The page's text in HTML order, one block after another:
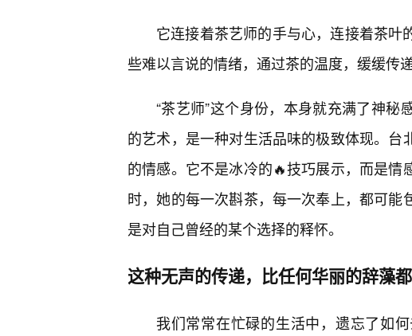
它连接着茶艺师的手与心，连接着茶
些难以言说的情绪，通过茶的温度，缓缓传递
“茶艺师”这个身份，本身就充满了神
的艺术，是一种对生活品味的极致体现。
的情感。它不是冰冷的🔥技巧展示，而是
时，她的每一次斟茶，每一次奉上，都可
是对自己曾经的某个选择的释怀。
这种无声的传递，比任何华丽的辞藻都
我们常常在忙碌的生活中，遗忘了如